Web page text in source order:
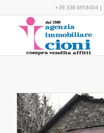
+39 338 6918434|